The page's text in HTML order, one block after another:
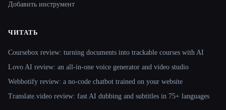
Добавить инструмент
ЧИТАТЬ
Coursebox review: turning documents into trackable courses with AI
Lovo AI review: an all-in-one voice generator and video studio
Webbotify review: a no-code chatbot trained on your website
Translate.video review: fast AI dubbing and subtitles in 75+ languages